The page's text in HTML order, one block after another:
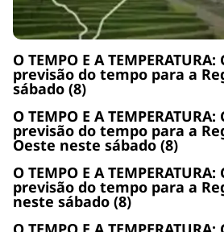
O TEMPO E A
previsão do tempo para a
sábado (8)
O TEMPO E A
previsão do tempo para a
Oeste neste sábado (8)
O TEMPO E A
previsão do tempo para a
neste sábado (8)